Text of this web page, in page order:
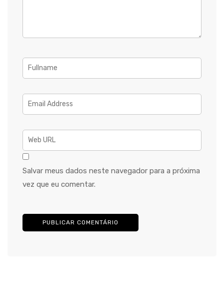
Salvar meus dados neste navegador para a próxima
vez que eu comentar.